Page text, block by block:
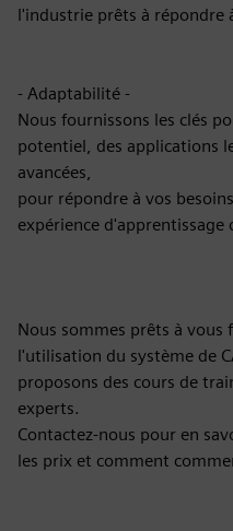
l'industrie prêts à répondre
- Adaptabilité -
Nous fournissons les clés
potentiel, des applications
avancées,
pour répondre à vos
expérience d'apprentissage
Nous sommes prêts à vous
l'utilisation du système de
proposons des cours de
experts.
Contactez-nous pour en
les prix et comment